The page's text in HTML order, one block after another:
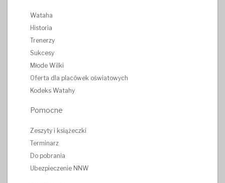
Wataha
Historia
Trenerzy
Sukcesy
Młode Wilki
Oferta dla placówek oświatowych
Kodeks Watahy
Pomocne
Zeszyty i książeczki
Terminarz
Do pobrania
Ubezpieczenie NNW